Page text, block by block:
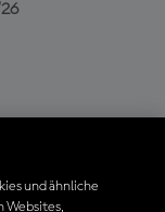
und ähnliche
Websites,